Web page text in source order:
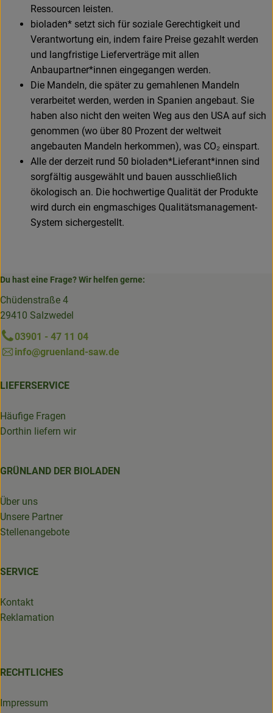
Ressourcen leisten.
bioladen* setzt sich für soziale Gerechtigkeit und
Verantwortung ein, indem faire Preise gezahlt werden
und langfristige Lieferverträge mit allen
Anbaupartner*innen eingegangen werden.
Die Mandeln, die später zu gemahlenen Mandeln
verarbeitet werden, werden in Spanien angebaut. Sie
haben also nicht den weiten Weg aus den USA auf sich
genommen (wo über 80 Prozent der weltweit
angebauten Mandeln herkommen), was CO₂ einspart.
Alle der derzeit rund 50 bioladen*Lieferant*innen sind
sorgfältig ausgewählt und bauen ausschließlich
ökologisch an. Die hochwertige Qualität der Produkte
wird durch ein engmaschiges Qualitätsmanagement-
System sichergestellt.
Du hast eine Frage? Wir helfen gerne:
Chüdenstraße 4
29410 Salzwedel
03901 - 47 11 04
info@gruenland-saw.de
LIEFERSERVICE
Häufige Fragen
Dorthin liefern wir
GRÜNLAND DER BIOLADEN
Über uns
Unsere Partner
Stellenangebote
SERVICE
Kontakt
Reklamation
RECHTLICHES
Impressum